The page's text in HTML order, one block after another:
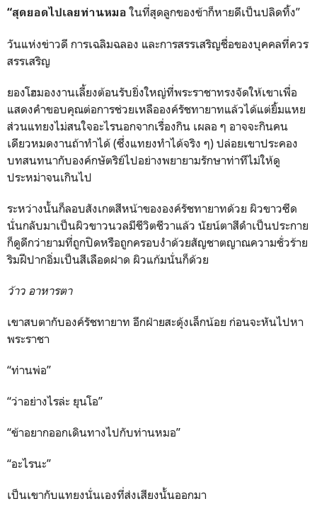
“สุดยอดไปเลยท่านหมอในที่สุดลูกของข้าก็หายดีเป็นปลิดทิ้ง”
วันแห่งข่าวดี การเฉลิมฉลอง และการสรรเสริญชื่อของบุคคลที่ควร
สรรเสริญ
ยองโฮมองงานเลี้ยงต้อนรับยิ่งใหญ่ที่พระราชาทรงจัดให้เขาเพื่อ
แสดงคำขอบคุณต่อการช่วยเหลือองค์รัชทายาทแล้วได้แต่ยิ้มแหย
ส่วนแทยงไม่สนใจอะไรนอกจากเรื่องกิน เผลอ ๆ อาจจะกินคน
เดียวหมดงานถ้าทำได้ (ซึ่งแทยงทำได้จริง ๆ) ปล่อยเขาประคอง
บทสนทนากับองค์กษัตริย์ไปอย่างพยายามรักษาท่าทีไม่ให้ดู
ประหม่าจนเกินไป
ระหว่างนั้นก็ลอบสังเกตสีหน้าขององค์รัชทายาทด้วย ผิวขาวซีด
นั่นกลับมาเป็นผิวขาวนวลมีชีวิตชีวาแล้ว นัยน์ตาสีดำเป็นประกาย
ก็ดูดีกว่ายามที่ถูกปิดหรือถูกครอบงำด้วยสัญชาตญาณความชั่วร้าย
ริมฝีปากอิ่มเป็นสีเลือดฝาด ผิวแก้มนั่นก็ด้วย
ว้าว อาหารตา
เขาสบตากับองค์รัชทายาท อีกฝ่ายสะดุ้งเล็กน้อย ก่อนจะหันไปหา
พระราชา
“ท่านพ่อ”
“ว่าอย่างไรล่ะ ยุนโอ”
“ข้าอยากออกเดินทางไปกับท่านหมอ”
“อะไรนะ”
เป็นเขากับแทยงนั่นเองที่ส่งเสียงนั้นออกมา